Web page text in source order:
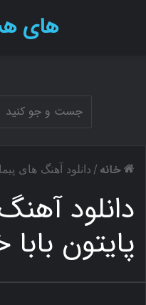
های
خانه / دانلود آهنگ های
دانلود
پایتون